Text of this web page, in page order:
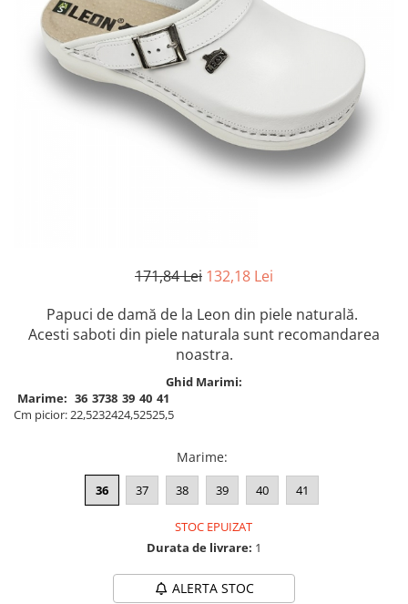
Doss
Vesna
Dr. Feet
171,84 Lei 132,18 Lei
Papuci de damă de la Leon din piele naturală.
Acesti saboti din piele naturala sunt recomandarea
noastra.
Ghid Marimi:
Marime: 36 3738 39 40 41
Cm picior:22,5232424,52525,5
Marime:
36 37 38 39 40 41
STOC EPUIZAT
Durata de livrare: 1
ALERTA STOC